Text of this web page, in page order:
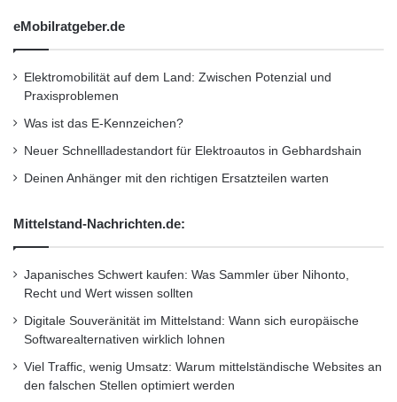
eMobilratgeber.de
Elektromobilität auf dem Land: Zwischen Potenzial und
Praxisproblemen
Was ist das E-Kennzeichen?
Neuer Schnellladestandort für Elektroautos in Gebhardshain
Deinen Anhänger mit den richtigen Ersatzteilen warten
Mittelstand-Nachrichten.de:
Japanisches Schwert kaufen: Was Sammler über Nihonto,
Recht und Wert wissen sollten
Digitale Souveränität im Mittelstand: Wann sich europäische
Softwarealternativen wirklich lohnen
Viel Traffic, wenig Umsatz: Warum mittelständische Websites an
den falschen Stellen optimiert werden